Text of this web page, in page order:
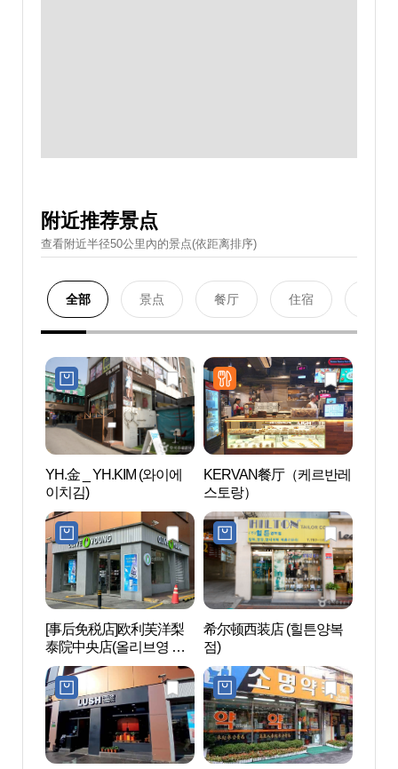
附近推荐景点
查看附近半径50公里內的景点(依距离排序)
全部 景点 餐厅 住宿
YH.金 _ YH.KIM (와이에
이치김)
KERVAN餐厅（케르반레
스토랑）
[事后免税店]欧利芙洋梨
泰院中央店(올리브영 이
태원중앙점)
希尔顿西装店 (힐튼양복
점)